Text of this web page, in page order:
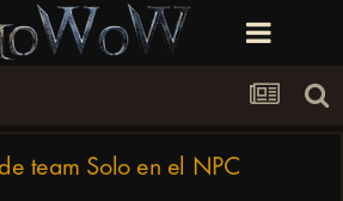
team Solo en el NPC